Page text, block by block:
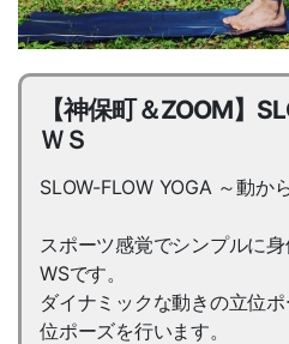
【神保町＆ZOOM】
ＷＳ
SLOW-FLOW YOGA ～動か
スポーツ感覚でシンプルに
WSです。
ダイナミックな動きの立位
位ポーズを行います。